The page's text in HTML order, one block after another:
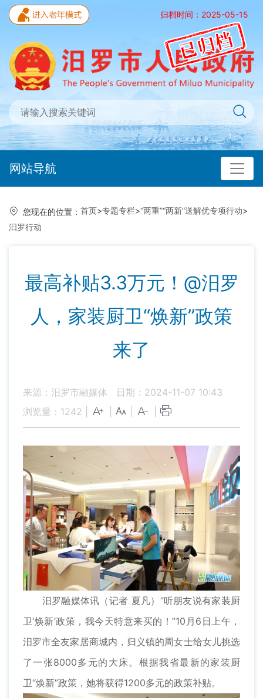
归档时间：2025-05-15
网站导航
您现在的位置： 首页>专题专栏>“两重”“两新”送解优专项行动>
汩罗行动
最高补贴3.3万元！@汨罗
人，家装厨卫“焕新”政策
来了
来源：汨罗市融媒体
日期：2024-11-07 10:43
浏览量： 1242
汨罗融媒体讯（记者 夏凡）“听朋友说有家装厨
卫‘焕新’政策，我今天特意来买的！”10月6日上午，
汨罗市全友家居商城内，归义镇的周女士给女儿挑选
了一张8000多元的大床。根据我省最新的家装厨
卫“焕新”政策，她将获得1200多元的政策补贴。